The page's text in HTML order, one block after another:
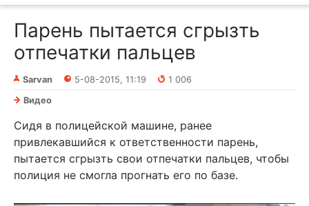
Парень пытается сгрызть
отпечатки пальцев
Sarvan 5-08-2015, 11:19
1 006
Видео
Сидя в полицейской машине, ранее
привлекавшийся к ответственности парень,
пытается сгрызть свои отпечатки пальцев, чтобы
полиция не смогла прогнать его по базе.